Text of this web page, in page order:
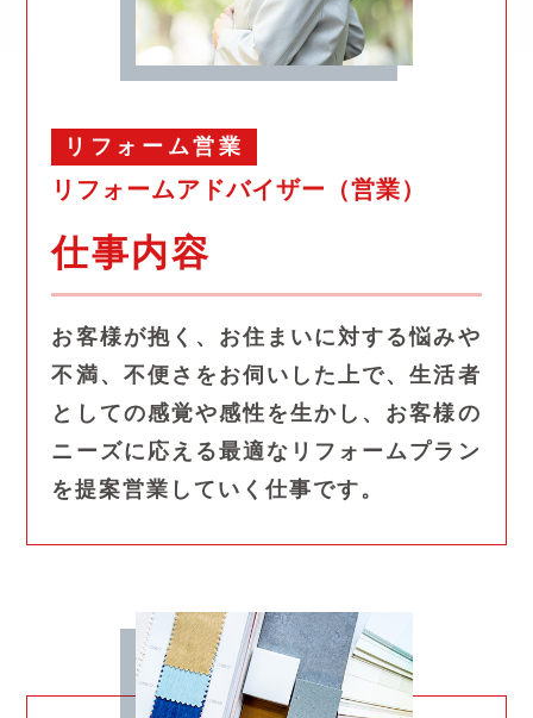
リフォーム営業
リフォームアドバイザー（営業）
仕事内容
お客様が抱く、お住まいに対する悩みや
不満、不便さをお伺いした上で、生活者
としての感覚や感性を生かし、お客様の
ニーズに応える最適なリフォームプラン
を提案営業していく仕事です。